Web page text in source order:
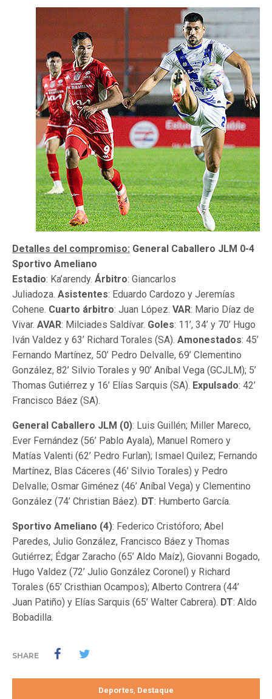
Detalles del compromiso: General Caballero JLM 0-4
Sportivo Ameliano
Estadio: Ka’arendy. Árbitro: Giancarlos
Juliadoza. Asistentes: Eduardo Cardozo y Jeremías
Cohene. Cuarto árbitro: Juan López. VAR: Mario Díaz de
Vivar. AVAR: Milciades Saldívar. Goles: 11’, 34’ y 70’ Hugo
Iván Valdez y 63’ Richard Torales (SA). Amonestados: 45’
Fernando Martínez, 50’ Pedro Delvalle, 69’ Clementino
González, 82’ Silvio Torales y 90’ Aníbal Vega (GCJLM); 5’
Thomas Gutiérrez y 16’ Elías Sarquis (SA). Expulsado: 42’
Francisco Báez (SA).
General Caballero JLM (0): Luis Guillén; Miller Mareco,
Ever Fernández (56’ Pablo Ayala), Manuel Romero y
Matías Valenti (62’ Pedro Furlan); Ismael Quilez; Fernando
Martínez, Blas Cáceres (46’ Silvio Torales) y Pedro
Delvalle; Osmar Giménez (46’ Aníbal Vega) y Clementino
González (74’ Christian Báez). DT: Humberto García.
Sportivo Ameliano (4): Federico Cristóforo; Abel
Paredes, Julio González, Francisco Báez y Thomas
Gutiérrez; Édgar Zaracho (65’ Aldo Maíz), Giovanni Bogado,
Hugo Valdez (72’ Julio González Coronel) y Richard
Torales (65’ Cristhian Ocampos); Alberto Contrera (44’
Juan Patiño) y Elías Sarquis (65’ Walter Cabrera). DT: Aldo
Bobadilla.
SHARE
Deportes Destaque